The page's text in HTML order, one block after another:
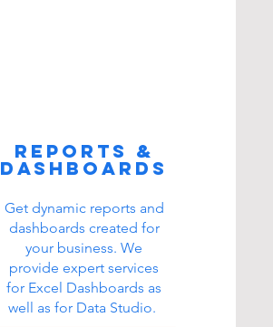
Reports &
dashboards
Get dynamic reports and
dashboards created for
your business. We
provide expert services
for Excel Dashboards as
well as for Data Studio.